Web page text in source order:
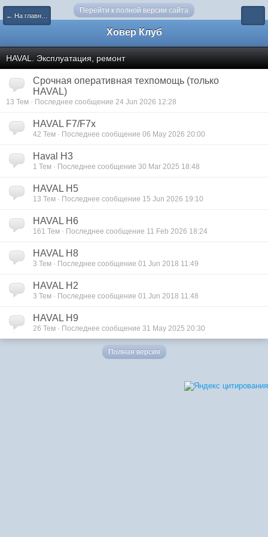
Перейти к полной версии сайта
← На главную
Ховер Клуб
HAVAL. Эксплуатация, ремонт
Срочная оперативная техпомощь (только
HAVAL)
13 Тем · Последнее сообщение 24 Jun 2026 12:28
HAVAL F7/F7x
42 Тем · Последнее сообщение 06 May 2026 20:00
Haval H3
1 Тем · Последнее сообщение 30 Mar 2025 18:48
HAVAL H5
13 Тем · Последнее сообщение 15 Jun 2026 19:10
HAVAL H6
161 Тем · Последнее сообщение 11 Feb 2026 18:24
HAVAL H8
3 Тем · Последнее сообщение 01 Jun 2018 11:49
HAVAL H2
3 Тем · Последнее сообщение 01 Jun 2018 11:48
HAVAL H9
26 Тем · Последнее сообщение 31 May 2025 20:30
Полная версия